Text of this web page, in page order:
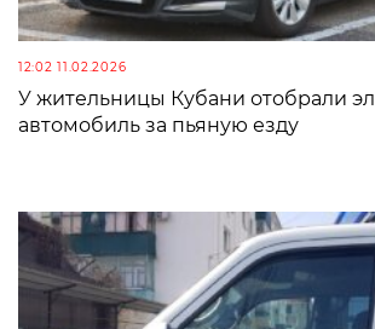
12:02 11.02.2026
У жительницы Кубани отобрали
автомобиль за пьяную езду